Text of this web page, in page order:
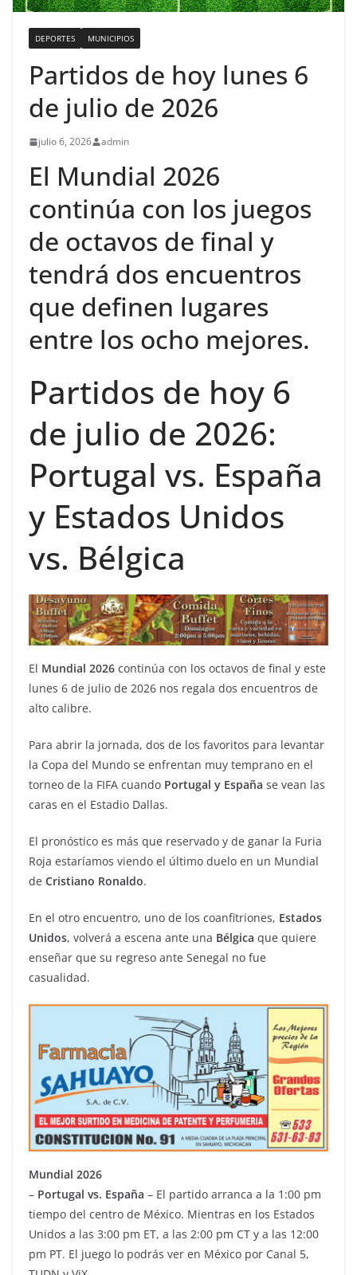
DEPORTES MUNICIPIOS
Partidos de hoy lunes 6
de julio de 2026
julio 6, 2026 admin
El Mundial 2026
continúa con los juegos
de octavos de final y
tendrá dos encuentros
que definen lugares
entre los ocho mejores.
Partidos de hoy 6
de julio de 2026:
Portugal vs. España
y Estados Unidos
vs. Bélgica
El Mundial 2026 continúa con los octavos de final y este
lunes 6 de julio de 2026 nos regala dos encuentros de
alto calibre.
Para abrir la jornada, dos de los favoritos para levantar
la Copa del Mundo se enfrentan muy temprano en el
torneo de la FIFA cuando Portugal y España se vean las
caras en el Estadio Dallas.
El pronóstico es más que reservado y de ganar la Furia
Roja estaríamos viendo el último duelo en un Mundial
de Cristiano Ronaldo.
En el otro encuentro, uno de los coanfitriones, Estados
Unidos, volverá a escena ante una Bélgica que quiere
enseñar que su regreso ante Senegal no fue
casualidad.
Mundial 2026
– Portugal vs. España – El partido arranca a la 1:00 pm
tiempo del centro de México. Mientras en los Estados
Unidos a las 3:00 pm ET, a las 2:00 pm CT y a las 12:00
pm PT. El juego lo podrás ver en México por Canal 5,